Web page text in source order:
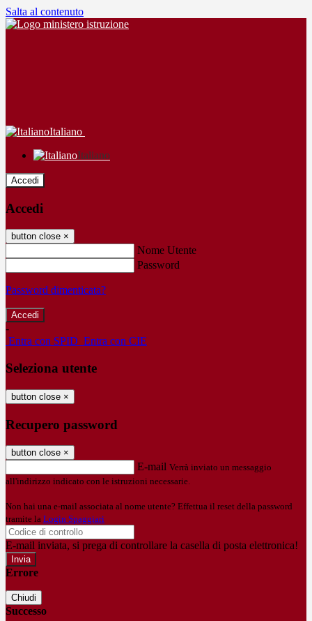
Salta al contenuto
Italiano
Italiano
Accedi
Accedi
button close ×
Nome Utente
Password
Password dimenticata?
-
Entra con SPID Entra con CIE
Seleziona utente
button close ×
Recupero password
button close ×
E-mail Verrà inviato un messaggio
all'indirizzo indicato con le istruzioni necessarie.
Non hai una e-mail associata al nome utente? Effettua il reset della password
tramite la Login Spaggiari
E-mail inviata, si prega di controllare la casella di posta elettronica!
Errore
Chiudi
Successo